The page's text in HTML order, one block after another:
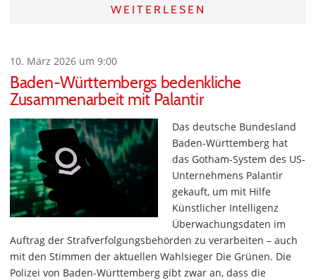
WEITERLESEN
10. März 2026 um 9:00
Baden-Württembergs bedenkliche
Zusammenarbeit mit Palantir
Das deutsche Bundesland
Baden-Württemberg hat
das Gotham-System des US-
Unternehmens Palantir
gekauft, um mit Hilfe
Künstlicher Intelligenz
Überwachungsdaten im
Auftrag der Strafverfolgungsbehörden zu verarbeiten – auch
mit den Stimmen der aktuellen Wahlsieger Die Grünen. Die
Polizei von Baden-Württemberg gibt zwar an, dass die